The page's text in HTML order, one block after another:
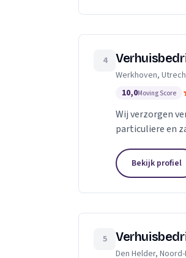
4
Werkhoven,
10,0Moving Score
Wij verzorgen
particuliere en
Bekijk profiel
5
Den Helder,